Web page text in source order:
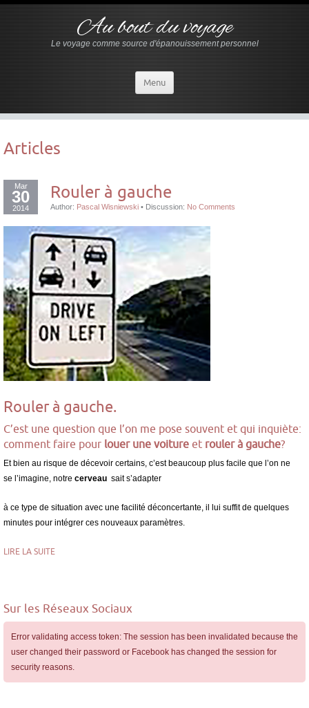
Au bout du voyage
Le voyage comme source d'épanouissement personnel
Menu
Articles
Mar
30
2014
Rouler à gauche
Author: Pascal Wisniewski • Discussion: No Comments
Rouler à gauche.
C’est une question que l’on me pose souvent et qui inquiète:
comment faire pour louer une voiture et rouler à gauche?
Et bien au risque de décevoir certains, c’est beaucoup plus facile que l’on ne
se l’imagine, notre cerveau sait s’adapter
à ce type de situation avec une facilité déconcertante, il lui suffit de quelques
minutes pour intégrer ces nouveaux paramètres.
LIRE LA SUITE
Sur les Réseaux Sociaux
Error validating access token: The session has been invalidated because the
user changed their password or Facebook has changed the session for
security reasons.